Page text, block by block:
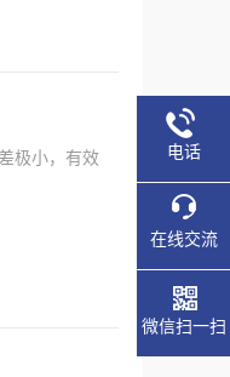
极小，有效
电话
在线交流
微信扫一扫